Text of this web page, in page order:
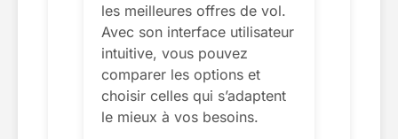
les meilleures offres de vol.
Avec son interface utilisateur
intuitive, vous pouvez
comparer les options et
choisir celles qui s’adaptent
le mieux à vos besoins.